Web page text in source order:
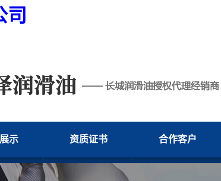
司
示 资质证书 合作客户